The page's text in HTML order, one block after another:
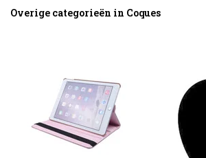
Overige categorieën in Coques